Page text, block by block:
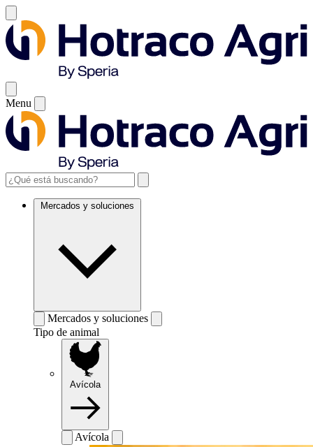
Menu
Mercados y soluciones
Mercados y soluciones
Tipo de animal
Avícola
Avícola